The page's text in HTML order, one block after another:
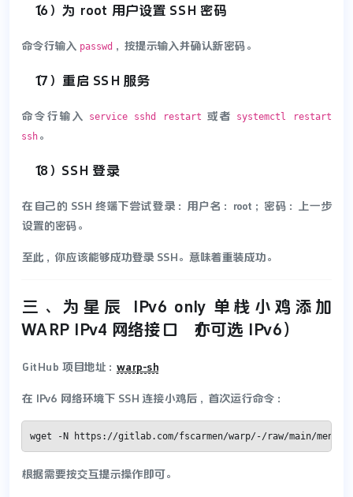
（16）为 root 用户设置 SSH 密码
命令行输入 passwd ，按提示输入并确认新密码。
（17）重启 SSH 服务
命令行输入 service sshd restart 或者
systemctl restart
ssh 。
（18）SSH 登录
在自己的 SSH 终端下尝试登录：用户名：root；密码：上一步
设置的密码。
至此，你应该能够成功登录 SSH。意味着重装成功。
三、为星辰 IPv6 only 单栈小鸡添加
WARP IPv4 网络接口（亦可选 IPv6）
GitHub 项目地址： warp-sh
在 IPv6 网络环境下 SSH 连接小鸡后，首次运行命令：
wget -N https://gitlab.com/fscarmen/warp/-/raw/main/
根据需要按交互提示操作即可。